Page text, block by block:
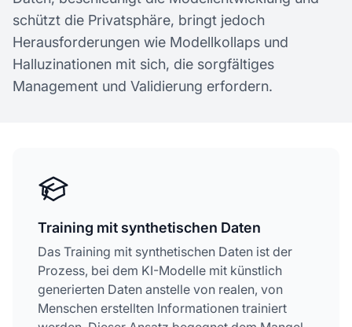
schützt die Privatsphäre, bringt jedoch
Herausforderungen wie Modellkollaps und
Halluzinationen mit sich, die sorgfältiges
Management und Validierung erfordern.
Training mit synthetischen Daten
Das Training mit synthetischen Daten ist der
Prozess, bei dem KI-Modelle mit künstlich
generierten Daten anstelle von realen, von
Menschen erstellten Informationen trainiert